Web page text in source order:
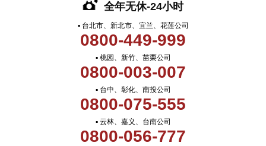
全年无休-24小时
▪ 台北市、新北市、宜兰、花莲公司
0800-449-999
▪ 桃园、新竹、苗栗公司
0800-003-007
▪ 台中、彰化、南投公司
0800-075-555
▪ 云林、嘉义、台南公司
0800-056-777